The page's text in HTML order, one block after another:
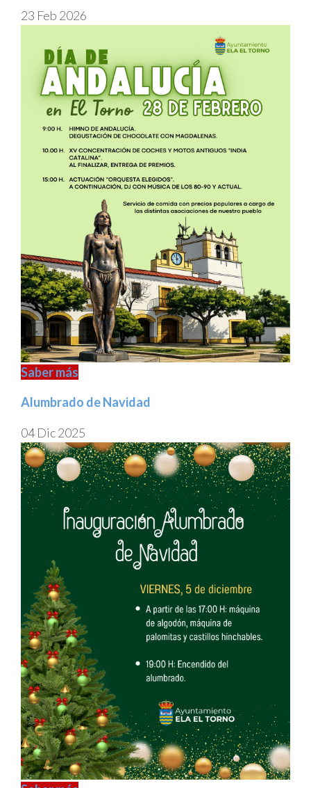
23 Feb 2026
Saber más
Alumbrado de Navidad
04 Dic 2025